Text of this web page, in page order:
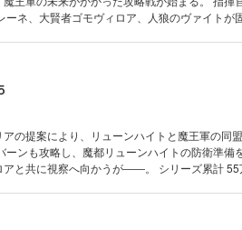
ネ、大賢者ゴモヴィロア、人狼のヴァイトが
の提案により、リューンハイトと魔王軍の同
ンも攻略し、魔都リューンハイトの防衛準備
共に視察へ向かうが――。 シリーズ累計 55万部